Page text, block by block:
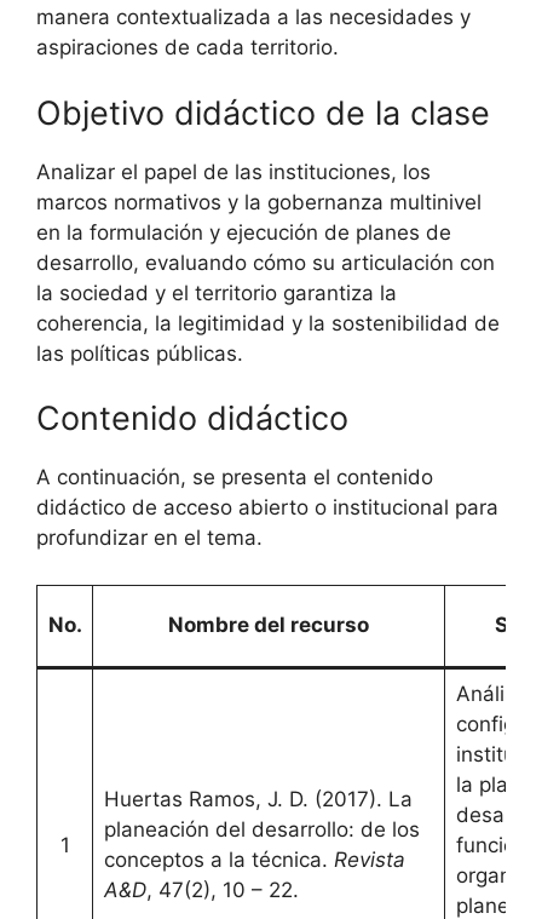
manera contextualizada a las necesidades y
aspiraciones de cada territorio.
Objetivo didáctico de la clase
Analizar el papel de las instituciones, los
marcos normativos y la gobernanza multinivel
en la formulación y ejecución de planes de
desarrollo, evaluando cómo su articulación con
la sociedad y el territorio garantiza la
coherencia, la legitimidad y la sostenibilidad de
las políticas públicas.
Contenido didáctico
A continuación, se presenta el contenido
didáctico de acceso abierto o institucional para
profundizar en el tema.
No. Nombre del recurso
1
Huertas Ramos, J. D. (2017). La
planeación del desarrollo: de los
conceptos a la técnica. Revista
A&D, 47(2), 10 – 22.
Análisis
la